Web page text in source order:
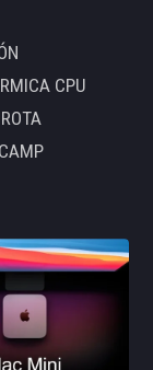
CPU